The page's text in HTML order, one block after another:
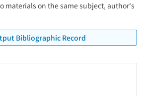
materials on the same subject, author's
Bibliographic Record